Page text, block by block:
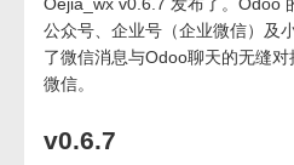
编辑器
登录
公众号、企业号（企业微信）及
了微信消息与Odoo聊天的无缝
微信。
v0.6.7